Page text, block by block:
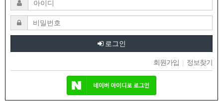
로그인
회원가입 | 정보찾기